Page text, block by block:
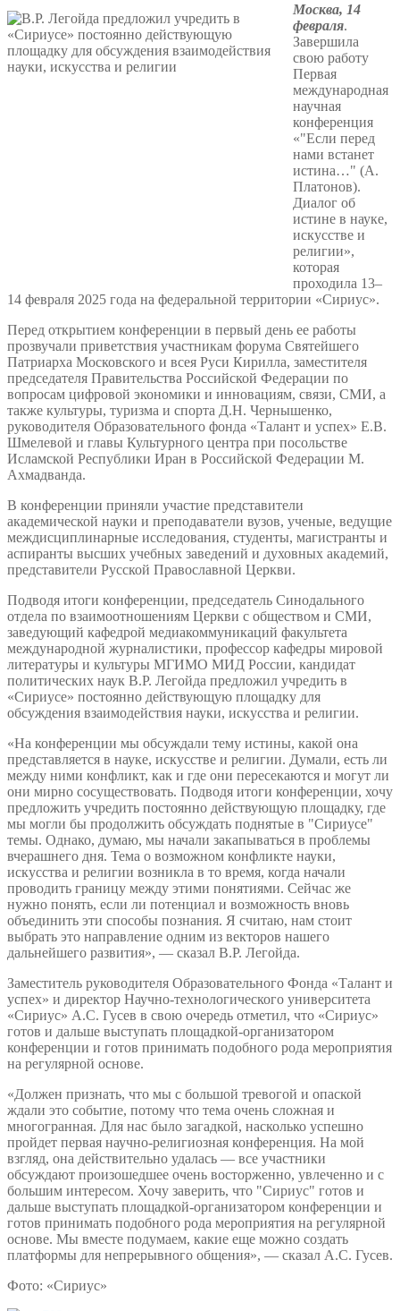
Москва, 14
февраля.
Завершила
свою работу
Первая
международная
научная
конференция
«"Если перед
нами встанет
истина…" (А.
Платонов).
Диалог об
истине в науке,
искусстве и
религии»,
которая
проходила 13–
14 февраля 2025 года на федеральной территории «Сириус».
Перед открытием конференции в первый день ее работы
прозвучали приветствия участникам форума Святейшего
Патриарха Московского и всея Руси Кирилла, заместителя
председателя Правительства Российской Федерации по
вопросам цифровой экономики и инновациям, связи, СМИ, а
также культуры, туризма и спорта Д.Н. Чернышенко,
руководителя Образовательного фонда «Талант и успех» Е.В.
Шмелевой и главы Культурного центра при посольстве
Исламской Республики Иран в Российской Федерации М.
Ахмадванда.
В конференции приняли участие представители
академической науки и преподаватели вузов, ученые, ведущие
междисциплинарные исследования, студенты, магистранты и
аспиранты высших учебных заведений и духовных академий,
представители Русской Православной Церкви.
Подводя итоги конференции, председатель Синодального
отдела по взаимоотношениям Церкви с обществом и СМИ,
заведующий кафедрой медиакоммуникаций факультета
международной журналистики, профессор кафедры мировой
литературы и культуры МГИМО МИД России, кандидат
политических наук В.Р. Легойда предложил учредить в
«Сириусе» постоянно действующую площадку для
обсуждения взаимодействия науки, искусства и религии.
«На конференции мы обсуждали тему истины, какой она
представляется в науке, искусстве и религии. Думали, есть ли
между ними конфликт, как и где они пересекаются и могут ли
они мирно сосуществовать. Подводя итоги конференции, хочу
предложить учредить постоянно действующую площадку, где
мы могли бы продолжить обсуждать поднятые в "Сириусе"
темы. Однако, думаю, мы начали закапываться в проблемы
вчерашнего дня. Тема о возможном конфликте науки,
искусства и религии возникла в то время, когда начали
проводить границу между этими понятиями. Сейчас же
нужно понять, если ли потенциал и возможность вновь
объединить эти способы познания. Я считаю, нам стоит
выбрать это направление одним из векторов нашего
дальнейшего развития», — сказал В.Р. Легойда.
Заместитель руководителя Образовательного Фонда «Талант и
успех» и директор Научно-технологического университета
«Сириус» А.С. Гусев в свою очередь отметил, что «Сириус»
готов и дальше выступать площадкой-организатором
конференции и готов принимать подобного рода мероприятия
на регулярной основе.
«Должен признать, что мы с большой тревогой и опаской
ждали это событие, потому что тема очень сложная и
многогранная. Для нас было загадкой, насколько успешно
пройдет первая научно-религиозная конференция. На мой
взгляд, она действительно удалась — все участники
обсуждают произошедшее очень восторженно, увлеченно и с
большим интересом. Хочу заверить, что "Сириус" готов и
дальше выступать площадкой-организатором конференции и
готов принимать подобного рода мероприятия на регулярной
основе. Мы вместе подумаем, какие еще можно создать
платформы для непрерывного общения», — сказал А.С. Гусев.
Фото: «Сириус»